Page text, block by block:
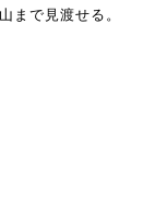
まで見渡せる。